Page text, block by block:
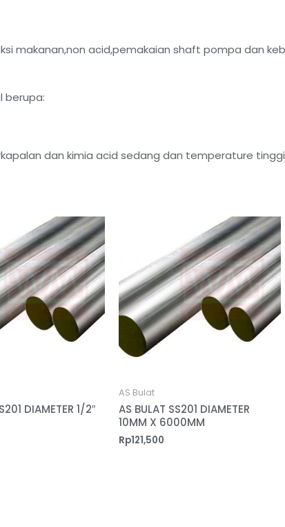
makanan,non acid,pemakaian shaft pompa dan
berupa:
dan kimia acid sedang dan temperature
DIAMETER 1/2″
AS Bulat
AS BULAT SS201 DIAMETER
10MM X 6000MM
Rp121,500